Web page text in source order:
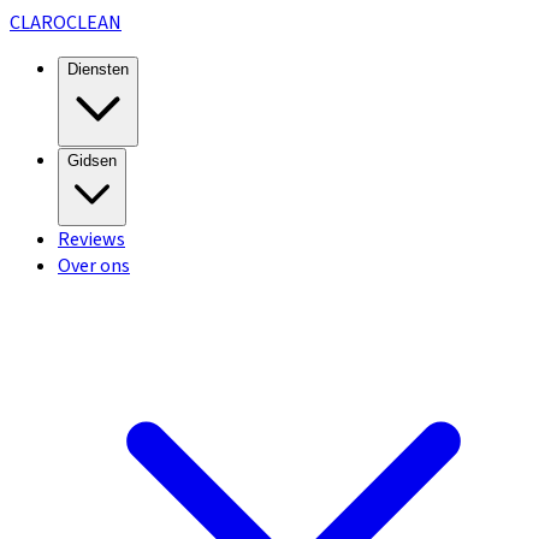
CLAROCLEAN
Diensten
Gidsen
Reviews
Over ons